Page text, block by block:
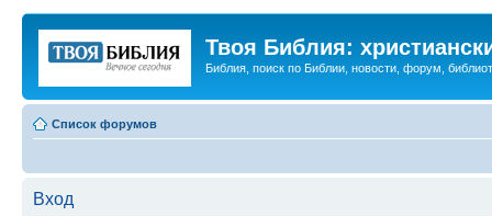
Твоя Библия:
Библия, поиск по Библии, новости, форум,
Список форумов
Вход